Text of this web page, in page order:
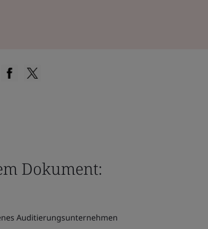
Dokument:
Auditierungsunternehmen